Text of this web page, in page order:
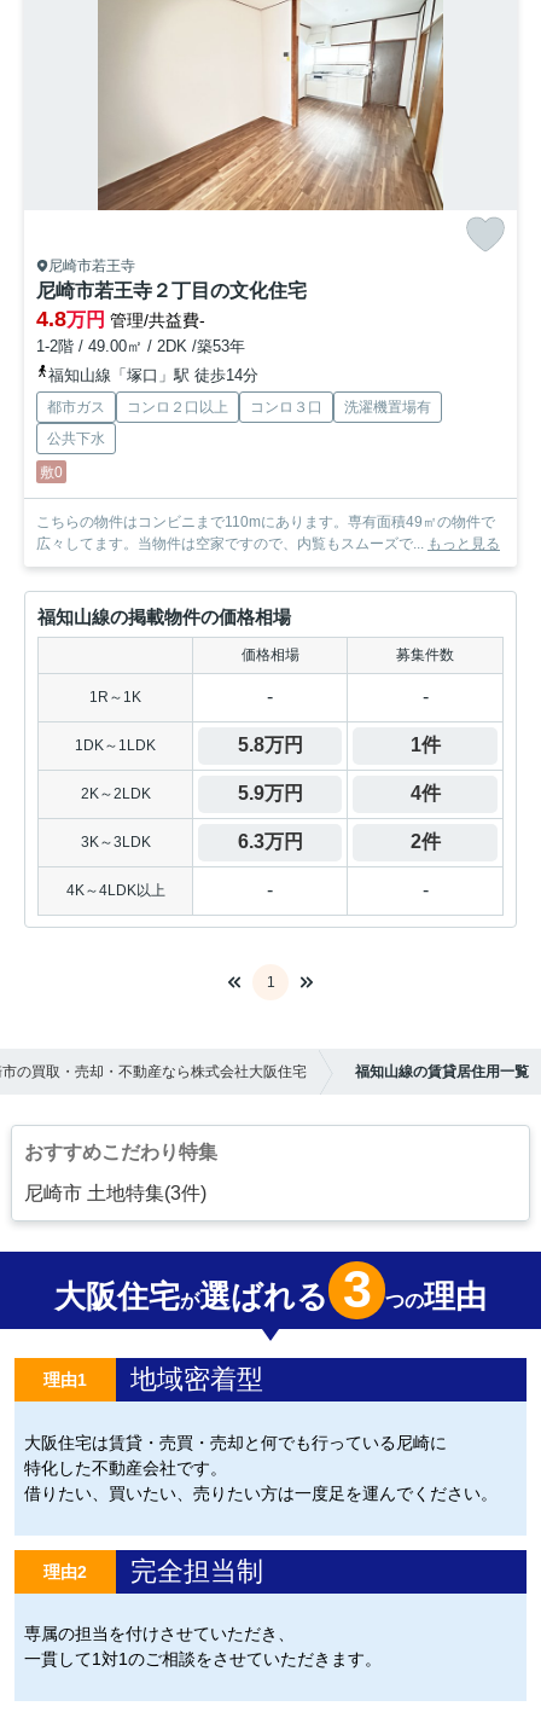
尼崎市若王寺
尼崎市若王寺２丁目の文化住宅
4.8万円 管理/共益費-
1-2階 / 49.00㎡ / 2DK /築53年
福知山線「塚口」駅 徒歩14分
都市ガス コンロ２口以上 コンロ３口
洗濯機置場有
公共下水
敷0
こちらの物件はコンビニまで110mにあります。専有面積49㎡の物件で
広々してます。当物件は空家ですので、内覧もスムーズで...
もっと見る
福知山線の掲載物件の価格相場
価格相場 募集件数
1R～1K - -
1DK～1LDK 5.8万円 1件
2K～2LDK 5.9万円 4件
3K～3LDK 6.3万円 2件
4K～4LDK以上 - -
1
の買取・売却・不動産なら株式会社大阪住宅 福知山線の賃貸居住用一覧
おすすめこだわり特集
尼崎市 土地特集(3件)
大阪住宅が選ばれる 3 つの理由
理由1 地域密着型
大阪住宅は賃貸・売買・売却と何でも行っている尼崎に
特化した不動産会社です。
借りたい、買いたい、売りたい方は一度足を運んでください。
理由2 完全担当制
専属の担当を付けさせていただき、
一貫して1対1のご相談をさせていただきます。